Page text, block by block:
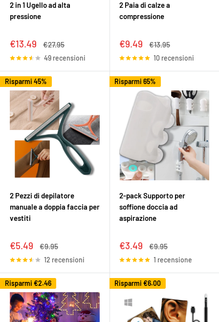
2 in 1 Ugello ad alta
pressione
Prezzo
scontato
€13.49 Prezzo
€27.95
49 recensioni
2 Paia di calze a
compressione
Prezzo
scontato
€9.49 Prezzo
€13.95
10 recensioni
Risparmi 45%
2 Pezzi di depilatore
manuale a doppia faccia per
vestiti
Prezzo
scontato
€5.49 Prezzo
€9.95
12 recensioni
Risparmi 65%
2-pack Supporto per
soffione doccia ad
aspirazione
Prezzo
scontato
€3.49 Prezzo
€9.95
1 recensione
Risparmi €2.46 Risparmi €6.00